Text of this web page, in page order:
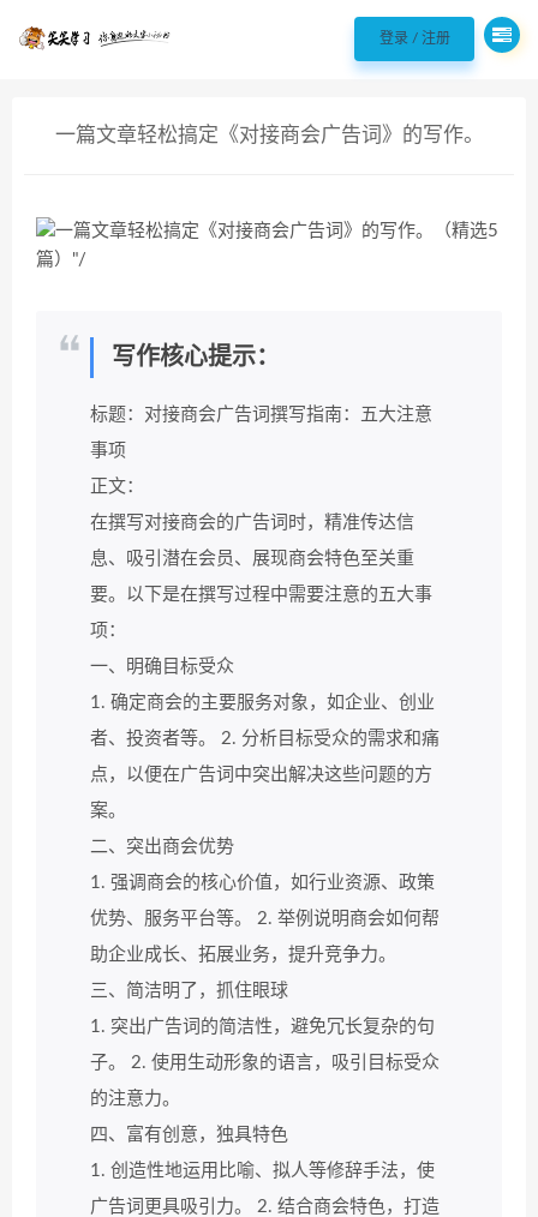
欢迎您光临98聘 - 职场实用好文案!， 登录 / 注册
一篇文章轻松搞定《对接商会广告词》的写作。
写作核心提示：
标题：对接商会广告词撰写指南：五大注意
事项
正文：
在撰写对接商会的广告词时，精准传达信
息、吸引潜在会员、展现商会特色至关重
要。以下是在撰写过程中需要注意的五大事
项：
一、明确目标受众
1. 确定商会的主要服务对象，如企业、创业
者、投资者等。 2. 分析目标受众的需求和痛
点，以便在广告词中突出解决这些问题的方
案。
二、突出商会优势
1. 强调商会的核心价值，如行业资源、政策
优势、服务平台等。 2. 举例说明商会如何帮
助企业成长、拓展业务，提升竞争力。
三、简洁明了，抓住眼球
1. 突出广告词的简洁性，避免冗长复杂的句
子。 2. 使用生动形象的语言，吸引目标受众
的注意力。
四、富有创意，独具特色
1. 创造性地运用比喻、拟人等修辞手法，使
广告词更具吸引力。 2. 结合商会特色，打造